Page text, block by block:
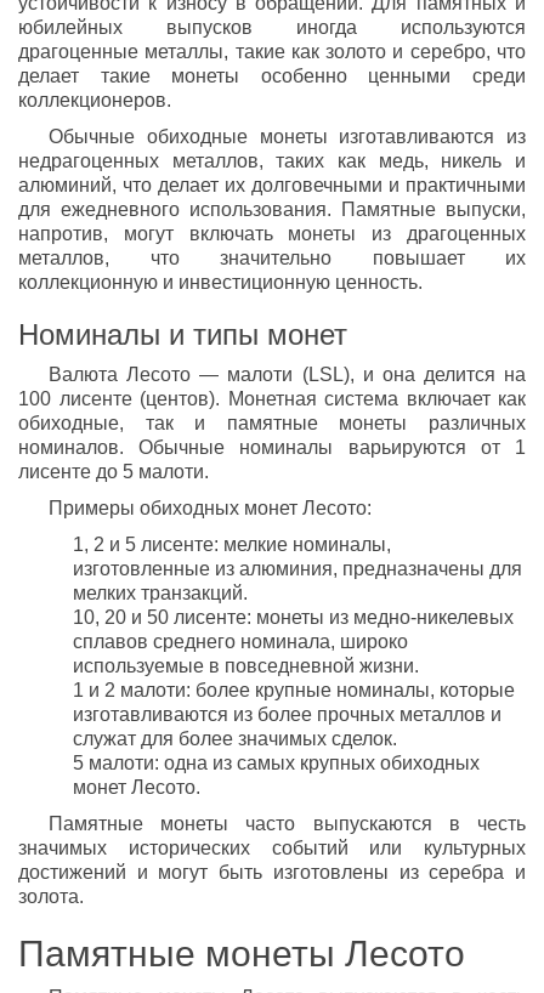
юбилейных выпусков иногда используются
драгоценные металлы, такие как золото и серебро, что
делает такие монеты особенно ценными среди
коллекционеров.
Обычные обиходные монеты изготавливаются из
недрагоценных металлов, таких как медь, никель и
алюминий, что делает их долговечными и практичными
для ежедневного использования. Памятные выпуски,
напротив, могут включать монеты из драгоценных
металлов, что значительно повышает их
коллекционную и инвестиционную ценность.
Номиналы и типы монет
Валюта Лесото — малоти (LSL), и она делится на
100 лисенте (центов). Монетная система включает как
обиходные, так и памятные монеты различных
номиналов. Обычные номиналы варьируются от 1
лисенте до 5 малоти.
Примеры обиходных монет Лесото:
1, 2 и 5 лисенте: мелкие номиналы,
изготовленные из алюминия, предназначены для
мелких транзакций.
10, 20 и 50 лисенте: монеты из медно-никелевых
сплавов среднего номинала, широко
используемые в повседневной жизни.
1 и 2 малоти: более крупные номиналы, которые
изготавливаются из более прочных металлов и
служат для более значимых сделок.
5 малоти: одна из самых крупных обиходных
монет Лесото.
Памятные монеты часто выпускаются в честь
значимых исторических событий или культурных
достижений и могут быть изготовлены из серебра и
золота.
Памятные монеты Лесото